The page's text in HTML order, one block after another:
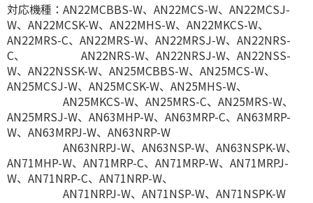
対応機種：AN22MCBBS-W、AN22MCS-W、AN22MCSJ-
W、AN22MCSK-W、AN22MHS-W、AN22MKCS-W、
AN22MRS-C、AN22MRS-W、AN22MRSJ-W、AN22NRS-
C、 AN22NRS-W、AN22NRSJ-W、AN22NSS-
W、AN22NSSK-W、AN25MCBBS-W、AN25MCS-W、
AN25MCSJ-W、AN25MCSK-W、AN25MHS-W、
AN25MKCS-W、AN25MRS-C、AN25MRS-W、
AN25MRSJ-W、AN63MHP-W、AN63MRP-C、AN63MRP-
W、AN63MRPJ-W、AN63NRP-W
AN63NRPJ-W、AN63NSP-W、AN63NSPK-W、
AN71MHP-W、AN71MRP-C、AN71MRP-W、AN71MRPJ-
W、AN71NRP-C、AN71NRP-W、
AN71NRPJ-W、AN71NSP-W、AN71NSPK-W